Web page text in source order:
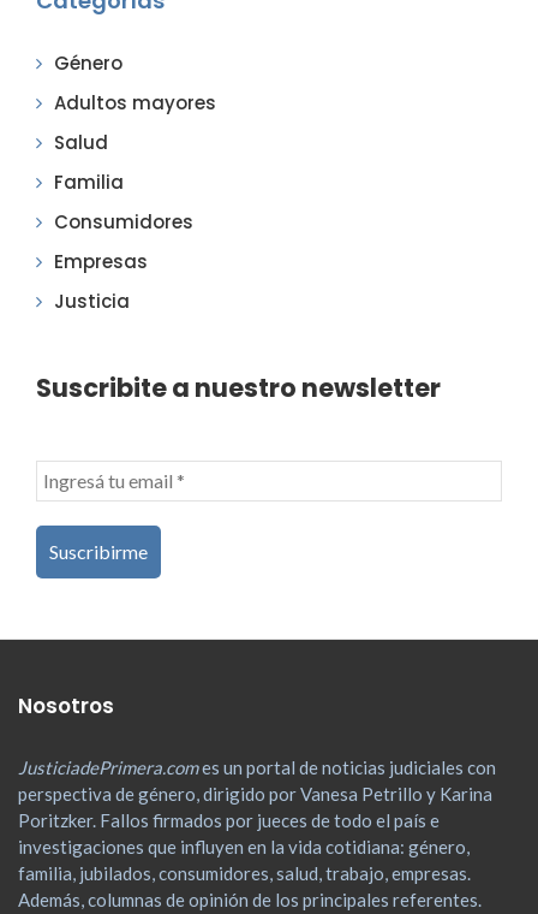
Género
Adultos mayores
Salud
Familia
Consumidores
Empresas
Justicia
Suscribite a nuestro newsletter
Nosotros
JusticiadePrimera.comes un portal de noticias judiciales con
perspectiva de género, dirigido por Vanesa Petrillo y Karina
Poritzker. Fallos firmados por jueces de todo el país e
investigaciones que influyen en la vida cotidiana: género,
familia, jubilados, consumidores, salud, trabajo, empresas.
Además, columnas de opinión de los principales referentes.